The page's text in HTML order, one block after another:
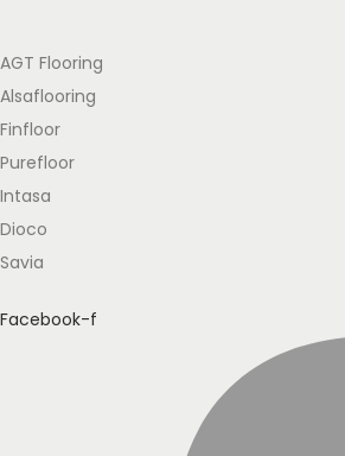
AGT Flooring
Alsaflooring
Finfloor
Purefloor
Intasa
Dioco
Savia
Facebook-f